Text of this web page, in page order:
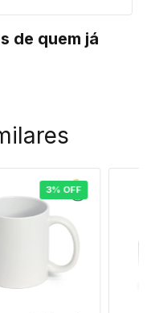
de quem já
3% OFF